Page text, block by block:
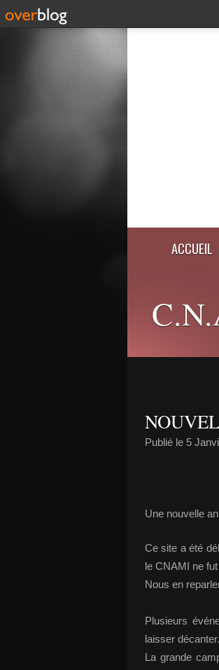
ACCUEIL
Publié le 5
Une nouvelle
Ce site a été
le CNAMI ne
Nous en
Plusieurs
laisser décanter.
La grande